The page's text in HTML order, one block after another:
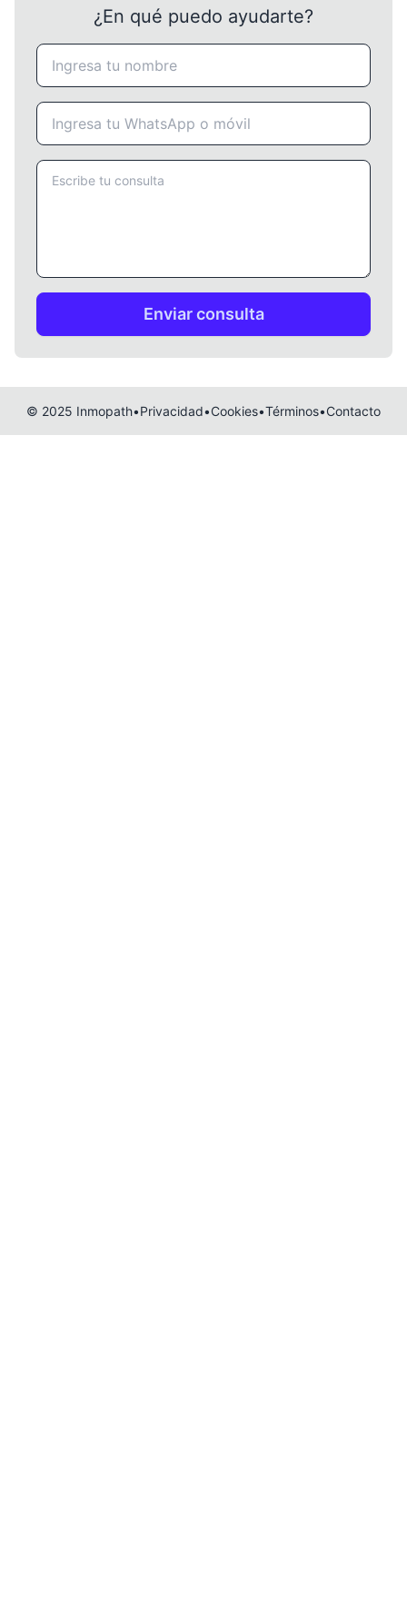
¿En qué puedo ayudarte?
© 2025 Inmopath•Privacidad•Cookies•Términos•Contacto